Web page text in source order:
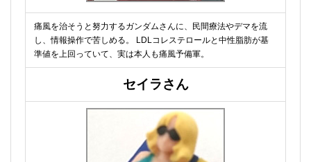
痛風を治そうと努力するガンダムさんに、民間療法やデマを流
し、情報操作で苦しめる。 LDLコレステロールと中性脂肪が基
準値を上回っていて、実は本人も痛風予備軍。
セイラさん